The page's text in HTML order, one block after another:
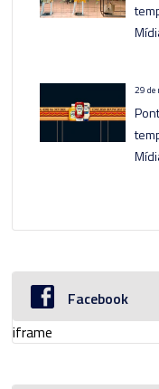
29 de
Facebook
iframe